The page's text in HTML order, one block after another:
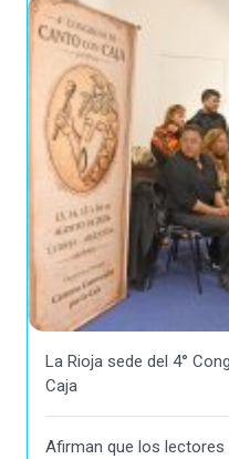
La Rioja sede del 4°
Caja
Afirman que los